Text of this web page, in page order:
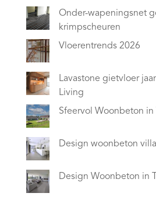
Onder-wapeningsnet
krimpscheuren
Vloerentrends 2026
Lavastone gietvloer
Living
Sfeervol Woonbeton in
Design woonbeton
Design Woonbeton in